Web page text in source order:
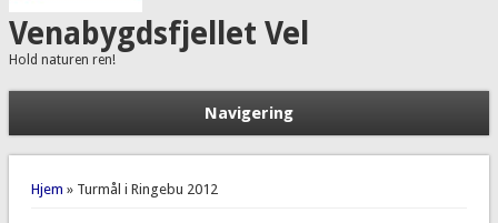
Venabygdsfjellet Vel
Hold naturen ren!
Navigering
Du er her
Hjem » Turmål i Ringebu 2012